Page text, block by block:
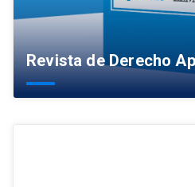
Revista de Derecho